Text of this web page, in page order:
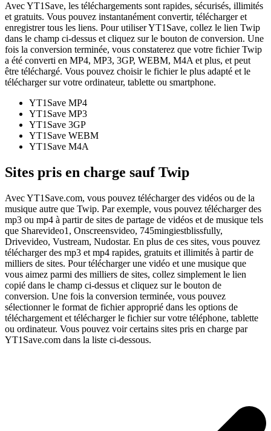
Avec YT1Save, les téléchargements sont rapides, sécurisés, illimités
et gratuits. Vous pouvez instantanément convertir, télécharger et
enregistrer tous les liens. Pour utiliser YT1Save, collez le lien Twip
dans le champ ci-dessus et cliquez sur le bouton de conversion. Une
fois la conversion terminée, vous constaterez que votre fichier Twip
a été converti en MP4, MP3, 3GP, WEBM, M4A et plus, et peut
être téléchargé. Vous pouvez choisir le fichier le plus adapté et le
télécharger sur votre ordinateur, tablette ou smartphone.
YT1Save MP4
YT1Save MP3
YT1Save 3GP
YT1Save WEBM
YT1Save M4A
Sites pris en charge sauf Twip
Avec YT1Save.com, vous pouvez télécharger des vidéos ou de la
musique autre que Twip. Par exemple, vous pouvez télécharger des
mp3 ou mp4 à partir de sites de partage de vidéos et de musique tels
que Sharevideo1, Onscreensvideo, 745mingiestblissfully,
Drivevideo, Vustream, Nudostar. En plus de ces sites, vous pouvez
télécharger des mp3 et mp4 rapides, gratuits et illimités à partir de
milliers de sites. Pour télécharger une vidéo et une musique que
vous aimez parmi des milliers de sites, collez simplement le lien
copié dans le champ ci-dessus et cliquez sur le bouton de
conversion. Une fois la conversion terminée, vous pouvez
sélectionner le format de fichier approprié dans les options de
téléchargement et télécharger le fichier sur votre téléphone, tablette
ou ordinateur. Vous pouvez voir certains sites pris en charge par
YT1Save.com dans la liste ci-dessous.